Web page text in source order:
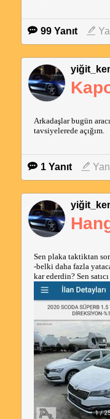
99 Yanıt
Arkadaşlar bugün
tavsiyelerede açığım.
1 Yanıt
Sen plaka taktiktan
-belki daha fazla
kar ederdin? Sen